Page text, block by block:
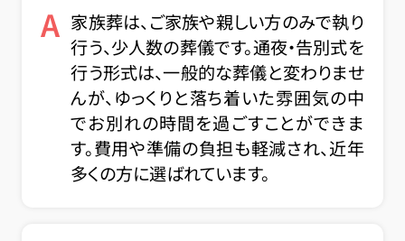
A 家族葬は、ご家族や親しい方のみで執り
行う、少人数の葬儀です。通夜・告別式を
行う形式は、一般的な葬儀と変わりませ
んが、ゆっくりと落ち着いた雰囲気の中
でお別れの時間を過ごすことができま
す。費用や準備の負担も軽減され、近年
多くの方に選ばれています。